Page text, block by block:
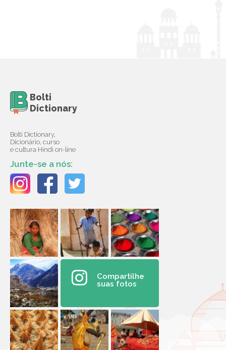
Bolti
Dictionary
Bolti Dictionary,
Dicionário, curso
e cultura Hindi on-line
Junte-se a nós:
Compartilhe
suas fotos